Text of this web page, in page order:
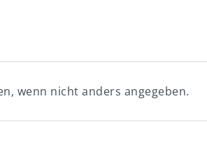
wenn nicht anders angegeben.